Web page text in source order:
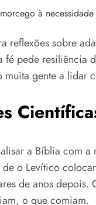
à
reflexões sobre
fé pede resiliência
gente a lidar
a Bíblia com
o Levítico
de anos depois.
o que comiam.